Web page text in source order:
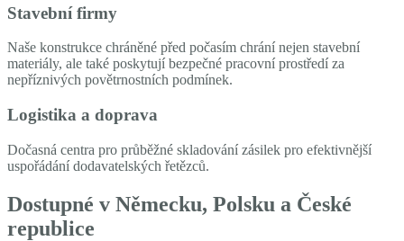
Stavební firmy
Naše konstrukce chráněné před počasím chrání nejen stavební
materiály, ale také poskytují bezpečné pracovní prostředí za
nepříznivých povětrnostních podmínek.
Logistika a doprava
Dočasná centra pro průběžné skladování zásilek pro efektivnější
uspořádání dodavatelských řetězců.
Dostupné v Německu, Polsku a České
republice